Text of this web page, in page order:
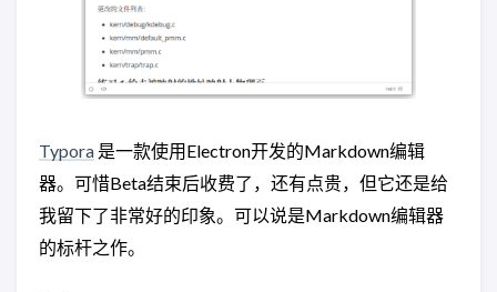
Typora 是一款使用Electron开发的Markdown编辑
器。可惜Beta结束后收费了，还有点贵，但它还是给
我留下了非常好的印象。可以说是Markdown编辑器
的标杆之作。